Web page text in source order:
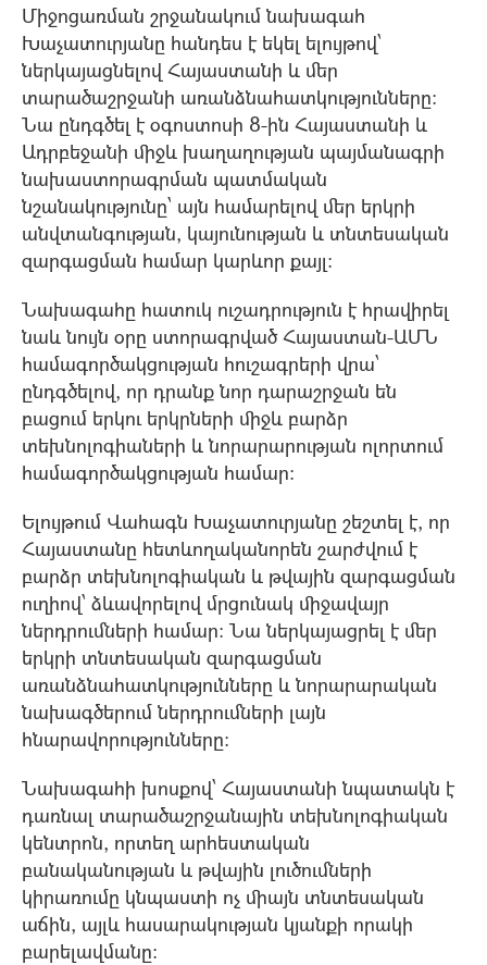
Միջոցառման շրջանակում նախագահ
Խաչատուրյանը հանդես է եկել ելույթով՝
ներկայացնելով Հայաստանի և մեր
տարածաշրջանի առանձնահատկությունները։
Նա ընդգծել է օգոստոսի 8-ին Հայաստանի և
Ադրբեջանի միջև խաղաղության պայմանագրի
նախաստորագրման պատմական
նշանակությունը՝ այն համարելով մեր երկրի
անվտանգության, կայունության և տնտեսական
զարգացման համար կարևոր քայլ։
Նախագահը հատուկ ուշադրություն է հրավիրել
նաև նույն օրը ստորագրված Հայաստան-ԱՄՆ
համագործակցության հուշագրերի վրա՝
ընդգծելով, որ դրանք նոր դարաշրջան են
բացում երկու երկրների միջև բարձր
տեխնոլոգիաների և նորարարության ոլորտում
համագործակցության համար։
Ելույթում Վահագն Խաչատուրյանը շեշտել է, որ
Հայաստանը հետևողականորեն շարժվում է
բարձր տեխնոլոգիական և թվային զարգացման
ուղիով՝ ձևավորելով մրցունակ միջավայր
ներդրումների համար։ Նա ներկայացրել է մեր
երկրի տնտեսական զարգացման
առանձնահատկությունները և նորարարական
նախագծերում ներդրումների լայն
հնարավորությունները։
Նախագահի խոսքով՝ Հայաստանի նպատակն է
դառնալ տարածաշրջանային տեխնոլոգիական
կենտրոն, որտեղ արհեստական
բանականության և թվային լուծումների
կիրառումը կնպաստի ոչ միայն տնտեսական
աճին, այլև հասարակության կյանքի որակի
բարելավմանը։